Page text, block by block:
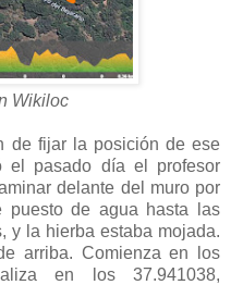
Wikiloc
de fijar la posición de ese
el pasado día el profesor
delante del muro por
de agua hasta las
y la hierba estaba mojada.
arriba. Comienza en los
en los 37.941038,